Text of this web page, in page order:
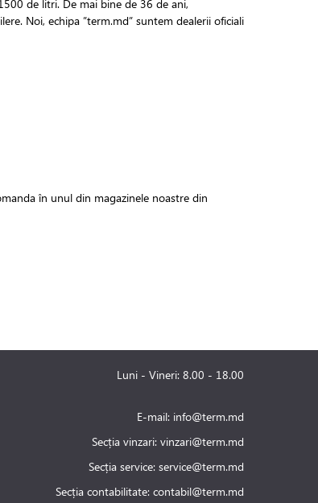
de litri. De mai bine de 36 de ani,
Noi, echipa ”term.md” suntem dealerii oficiali
în unul din magazinele noastre din
Luni - Vineri: 8.00 - 18.00
E-mail: info@term.md
Secția vinzari: vinzari@term.md
Secția service: service@term.md
Secția contabilitate: contabil@term.md